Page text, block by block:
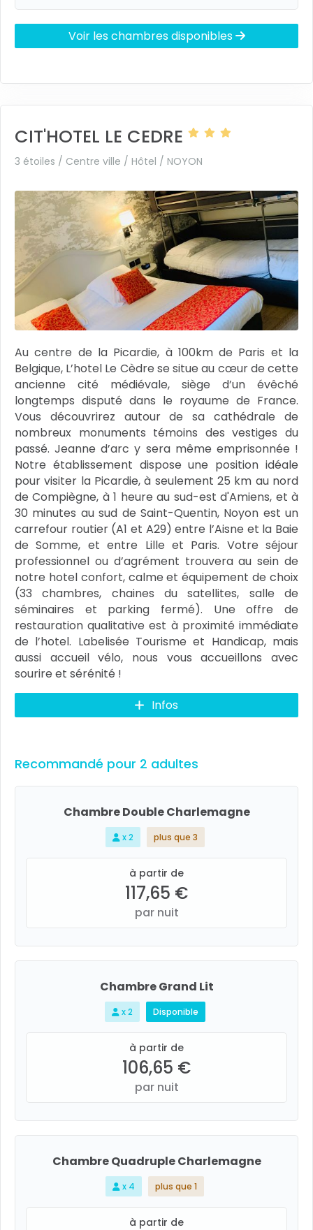
Voir les chambres disponibles
CIT'HOTEL LE CEDRE
3 étoiles / Centre ville / Hôtel / NOYON
Au centre de la Picardie, à 100km de Paris et la
Belgique, L’hotel Le Cèdre se situe au cœur de cette
ancienne cité médiévale, siège d’un évêché
longtemps disputé dans le royaume de France.
Vous découvrirez autour de sa cathédrale de
nombreux monuments témoins des vestiges du
passé. Jeanne d’arc y sera même emprisonnée !
Notre établissement dispose une position idéale
pour visiter la Picardie, à seulement 25 km au nord
de Compiègne, à 1 heure au sud-est d'Amiens, et à
30 minutes au sud de Saint-Quentin, Noyon est un
carrefour routier (A1 et A29) entre l’Aisne et la Baie
de Somme, et entre Lille et Paris. Votre séjour
professionnel ou d’agrément trouvera au sein de
notre hotel confort, calme et équipement de choix
(33 chambres, chaines du satellites, salle de
séminaires et parking fermé). Une offre de
restauration qualitative est à proximité immédiate
de l’hotel. Labelisée Tourisme et Handicap, mais
aussi accueil vélo, nous vous accueillons avec
sourire et sérénité !
Infos
Recommandé pour 2 adultes
Chambre Double Charlemagne
x 2 plus que 3
à partir de
117,65 €
par nuit
Chambre Grand Lit
x 2 Disponible
à partir de
106,65 €
par nuit
Chambre Quadruple Charlemagne
x 4 plus que 1
à partir de